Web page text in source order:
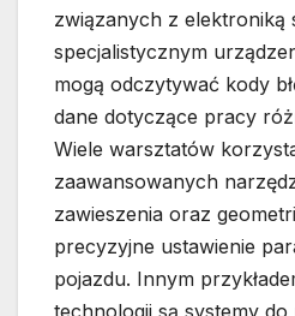
związanych z elektroniką
specjalistycznym
mogą odczytywać kody
dane dotyczące pracy
Wiele warsztatów
zaawansowanych
zawieszenia oraz
precyzyjne ustawienie
pojazdu. Innym
technologii są systemy